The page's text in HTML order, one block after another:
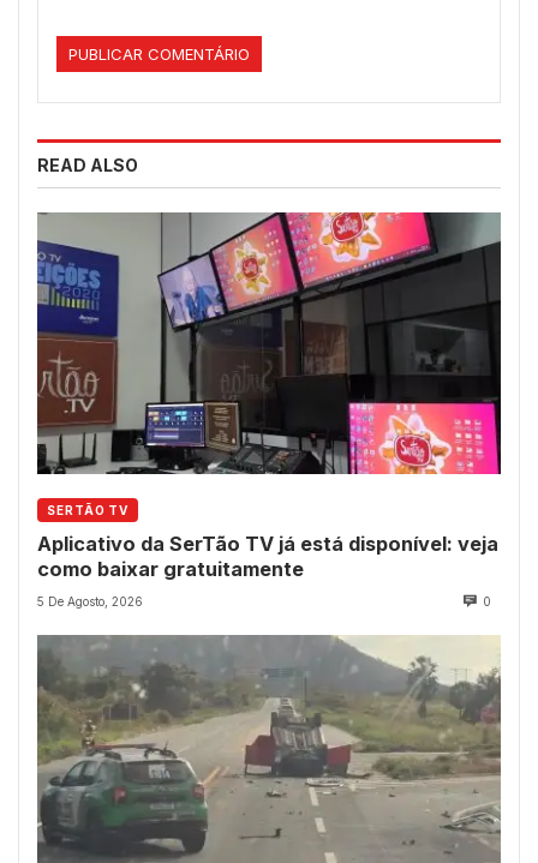
READ ALSO
SERTÃO TV
Aplicativo da SerTão TV já está disponível: veja
como baixar gratuitamente
5 De Agosto, 2026 0